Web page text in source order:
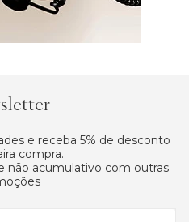
e receba 5% de desconto
compra.
não acumulativo com outras